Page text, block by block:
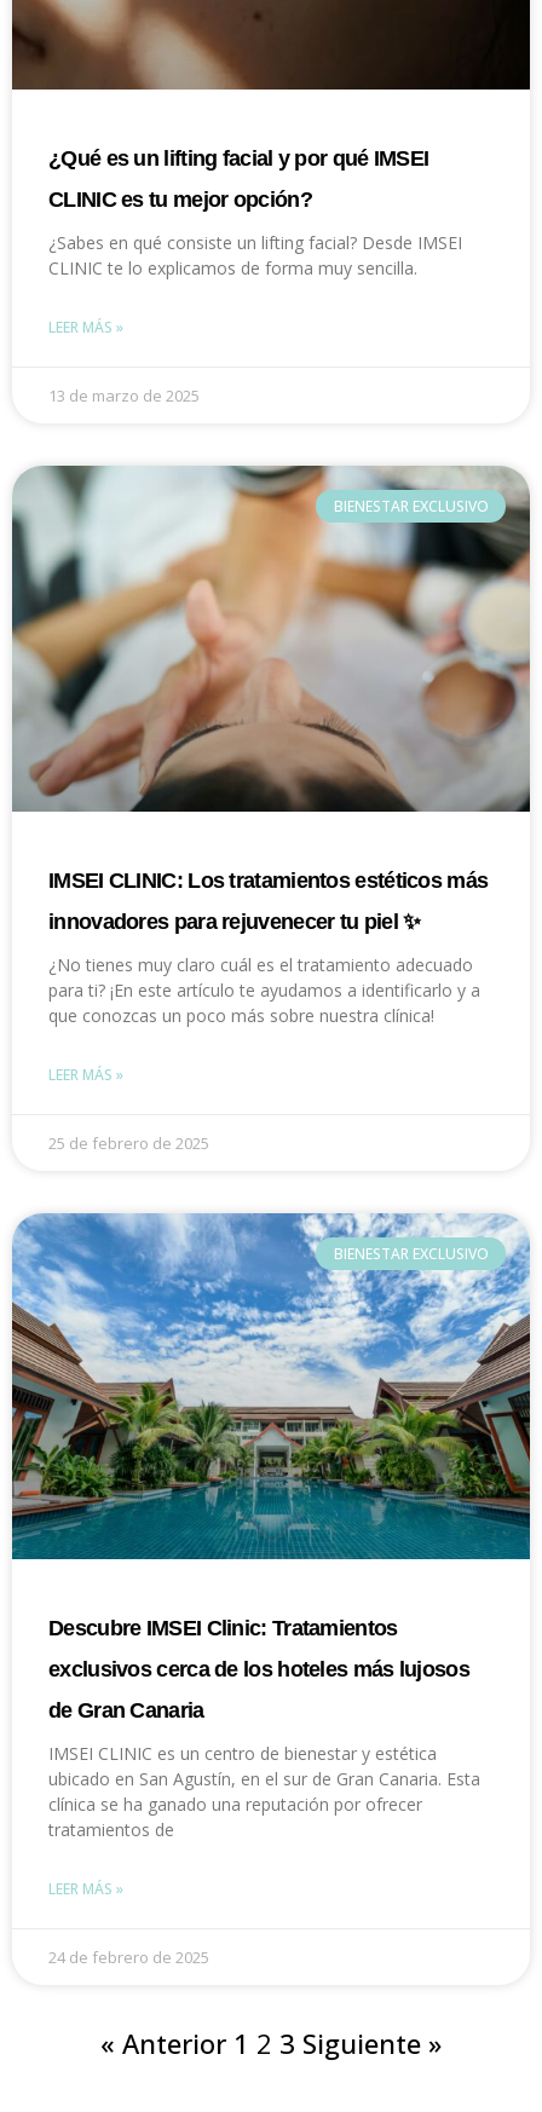
¿Qué es un lifting facial y por qué IMSEI
CLINIC es tu mejor opción?
¿Sabes en qué consiste un lifting facial? Desde IMSEI
CLINIC te lo explicamos de forma muy sencilla.
LEER MÁS »
13 de marzo de 2025
BIENESTAR EXCLUSIVO
IMSEI CLINIC: Los tratamientos estéticos más
innovadores para rejuvenecer tu piel ✨
¿No tienes muy claro cuál es el tratamiento adecuado
para ti? ¡En este artículo te ayudamos a identificarlo y a
que conozcas un poco más sobre nuestra clínica!
LEER MÁS »
25 de febrero de 2025
BIENESTAR EXCLUSIVO
Descubre IMSEI Clinic: Tratamientos
exclusivos cerca de los hoteles más lujosos
de Gran Canaria
IMSEI CLINIC es un centro de bienestar y estética
ubicado en San Agustín, en el sur de Gran Canaria. Esta
clínica se ha ganado una reputación por ofrecer
tratamientos de
LEER MÁS »
24 de febrero de 2025
« Anterior 1 2 3 Siguiente »